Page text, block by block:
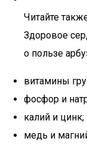
Читайте
Здоровое
о пользе
витамины
фосфор и
калий и цинк;
медь и